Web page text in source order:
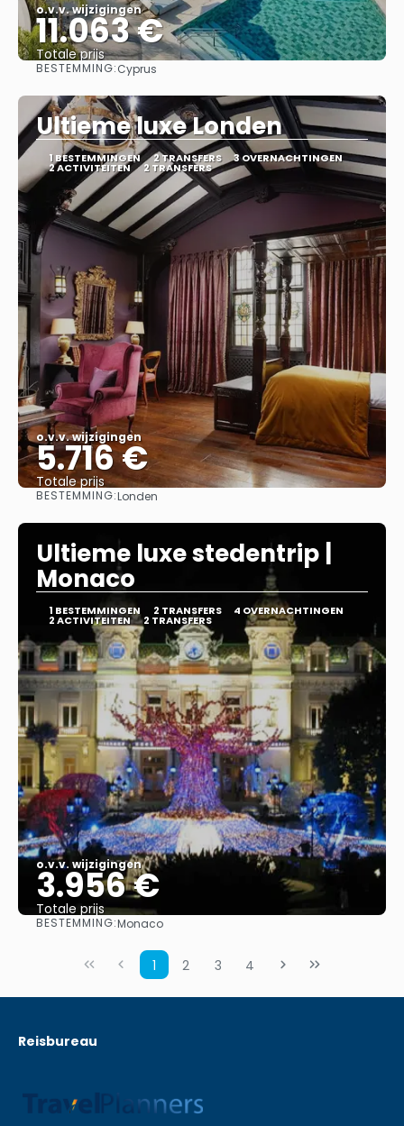
o.v.v. wijzigingen
11.063 €
Totale prijs
BESTEMMING:Cyprus
Ultieme luxe Londen
1 BESTEMMINGEN 2 TRANSFERS 3 OVERNACHTINGEN
2 ACTIVITEITEN 2 TRANSFERS
o.v.v. wijzigingen
5.716 €
Totale prijs
BESTEMMING:Londen
Ultieme luxe stedentrip |
Monaco
1 BESTEMMINGEN 2 TRANSFERS 4 OVERNACHTINGEN
2 ACTIVITEITEN 2 TRANSFERS
o.v.v. wijzigingen
3.956 €
Totale prijs
BESTEMMING:Monaco
1 2 3 4
Reisbureau